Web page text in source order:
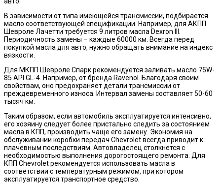
В зависимости от типа имеющейся трансмиссии, подбирается
масло соответствующей спецификации. Например, для АКПП
Шевроле Лачетти требуется 9 литров масла Dexron III.
Периодичность замены – каждые 60000 км. Всегда перед
покупкой масла для авто, нужно обращать внимание на индекс
вязкости.
Для МКПП Шевроле Спарк рекомендуется заливать масло 75W-
85 API GL-4. Например, от бренда Ravenol. Благодаря своим
свойствам, оно предохраняет детали трансмиссии от
преждевременного износа. Интервал замены составляет 50-60
тысяч км.
Таким образом, если автомобиль эксплуатируется интенсивно,
его хозяину следует более пристально следить за состоянием
масла в КПП, производить чаще его замену. Экономия на
обслуживании коробки передач Chevrolet всегда приводит к
плачевным последствиям. Автовладелец столкнется с
необходимостью выполнения дорогостоящего ремонта. Для
КПП Chevrolet рекомендуется использовать масла в
соответствии с температурным режимом, при котором
эксплуатируется транспортное средство.